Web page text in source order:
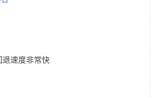
退速度非常快